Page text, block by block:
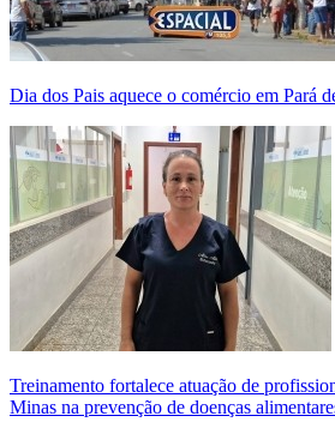
Dia dos Pais aquece o comércio em Pará
Treinamento fortalece atuação de
Minas na prevenção de doenças